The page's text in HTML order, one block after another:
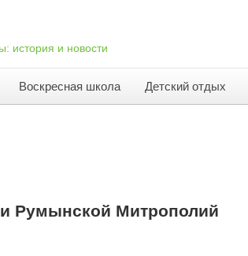
Воскресная школа Детский отдых
Румынской Митрополий